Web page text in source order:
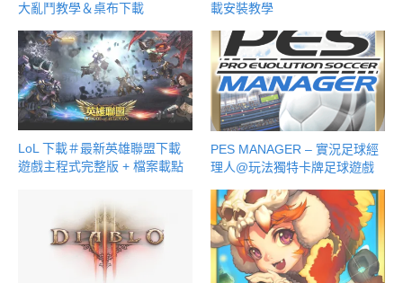
大亂鬥教學＆桌布下載 載安裝教學
LoL 下載＃最新英雄聯盟下載
遊戲主程式完整版 + 檔案載點
PES MANAGER – 實況足球經
理人@玩法獨特卡牌足球遊戲